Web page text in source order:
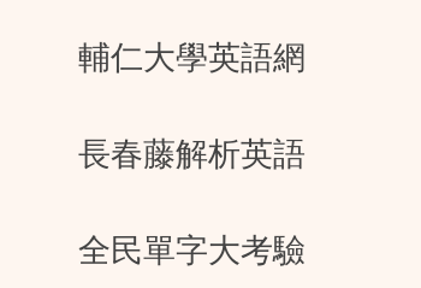
輔仁大學英語網
長春藤解析英語
全民單字大考驗